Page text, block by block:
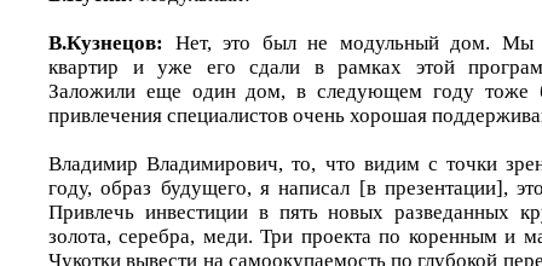
В.Кузнецов: Нет, это был не модульный дом. Мы
квартир и уже его сдали в рамках этой
Заложили еще один дом, в следующем году тоже
привлечения специалистов очень хорошая
Владимир Владимирович, то, что видим с точки
году, образ будущего, я написал [в презентации],
Привлечь инвестиции в пять новых разведанных
золота, серебра, меди. Три проекта по коренным и
Чукотки вывести на самоокупаемость по глубокой